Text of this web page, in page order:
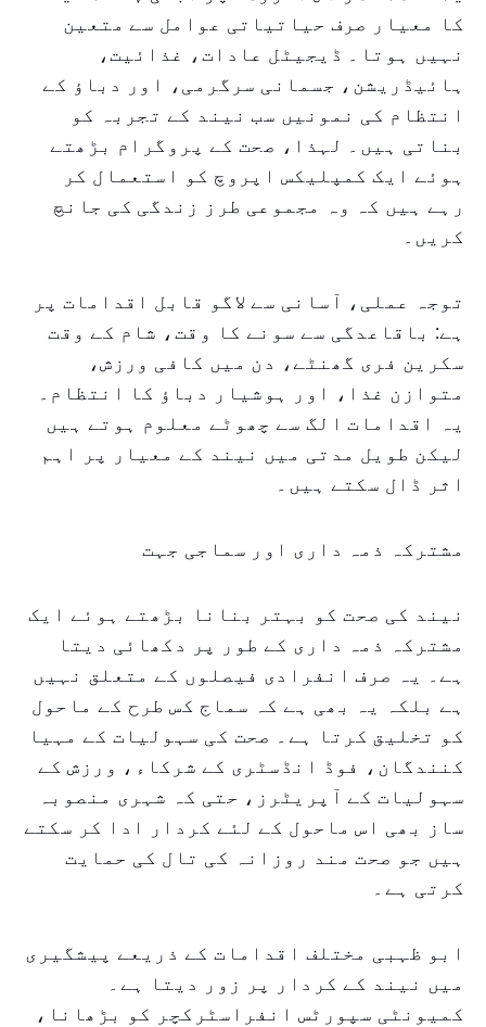
کا معیار صرف حیاتیاتی عوامل سے متعین
نہیں ہوتا۔ ڈیجیٹل عادات، غذائیت،
ہائیڈریشن، جسمانی سرگرمی، اور دباؤ کے
انتظام کی نمونیں سب نیند کے تجربہ کو
بناتی ہیں۔ لہذا، صحت کے پروگرام بڑھتے
ہوئے ایک کمپلیکس اپروچ کو استعمال کر
رہے ہیں کہ وہ مجموعی طرز زندگی کی جانچ
کریں۔
توجہ عملی، آسانی سے لاگو قابل اقدامات پر
ہے: باقاعدگی سے سونے کا وقت، شام کے وقت
سکرین فری گھنٹے، دن میں کافی ورزش،
متوازن غذا، اور ہوشیار دباؤ کا انتظام۔
یہ اقدامات الگ سے چھوٹے معلوم ہوتے ہیں
لیکن طویل مدتی میں نیند کے معیار پر اہم
اثر ڈال سکتے ہیں۔
مشترکہ ذمہ داری اور سماجی جہت
نیند کی صحت کو بہتر بنانا بڑھتے ہوئے ایک
مشترکہ ذمہ داری کے طور پر دکھائی دیتا
ہے۔ یہ صرف انفرادی فیصلوں کے متعلق نہیں
ہے بلکہ یہ بھی ہے کہ سماج کس طرح کے ماحول
کو تخلیق کرتا ہے۔ صحت کی سہولیات کے مہیا
کنندگان، فوڈ انڈسٹری کے شرکاء، ورزش کے
سہولیات کے آپریٹرز، حتی کہ شہری منصوبہ
ساز بھی اس ماحول کے لئے کردار ادا کر سکتے
ہیں جو صحت مند روزانہ کی تال کی حمایت
کرتی ہے۔
ابو ظہبی مختلف اقدامات کے ذریعے پیشگیری
میں نیند کے کردار پر زور دیتا ہے۔
کمیونٹی سپورٹس انفراسٹرکچر کو بڑھانا،